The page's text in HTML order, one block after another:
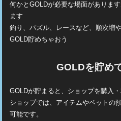
何かとGOLDが必要な場面がありま
ます
釣り、パズル、レースなど、順次増
GOLD貯めちゃおう
GOLDを貯め
GOLDが貯まると、ショップを購入
ショップでは、アイテムやペットの
可能です。